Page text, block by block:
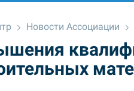
Новости Ассоциации